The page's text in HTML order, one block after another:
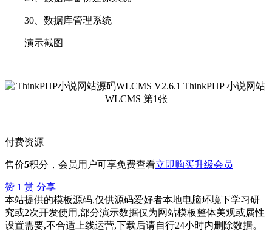
30、数据库管理系统
演示截图
付费资源
售价5积分 ，会员用户可享免费查看立即购买升级会员
赞 1 赏 分享
本站提供的模板源码,仅供源码爱好者本地电脑环境下学习研
究或2次开发使用,部分演示数据仅为网站模板整体美观或属性
设置需要,不合适上线运营,下载后请自行24小时内删除数据。